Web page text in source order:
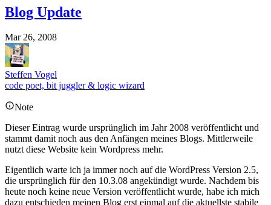
Blog Update
Mar 26, 2008
Steffen Vogel
code poet, bit juggler & logic wizard
Note
Dieser Eintrag wurde ursprünglich im Jahr 2008 veröffentlicht und
stammt damit noch aus den Anfängen meines Blogs. Mittlerweile
nutzt diese Website kein Wordpress mehr.
Eigentlich warte ich ja immer noch auf die WordPress Version 2.5,
die ursprünglich für den 10.3.08 angekündigt wurde. Nachdem bis
heute noch keine neue Version veröffentlicht wurde, habe ich mich
dazu entschieden meinen Blog erst einmal auf die aktuellste stabile